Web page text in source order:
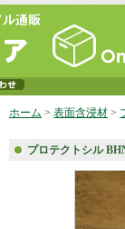
ホーム > 表面含浸材 >
プロテクトシル